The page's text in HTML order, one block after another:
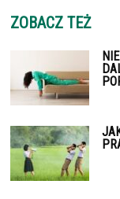
ZOBACZ TEŻ